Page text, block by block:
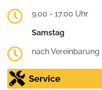
9.00 - 17.00 Uhr
Samstag
nach Vereinbarung
Service